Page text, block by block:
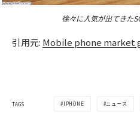
徐々に人気が出てきた
引用元: Mobile phone market
TAGS IPHONE ニュース